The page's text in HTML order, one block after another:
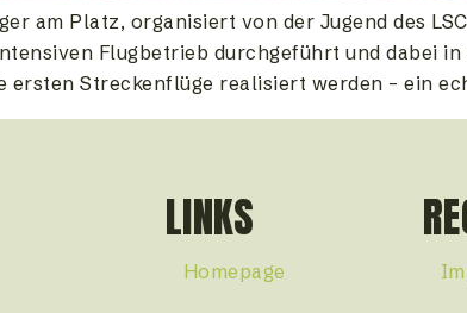
am Platz, organisiert von der Jugend des
Flugbetrieb durchgeführt und dabei
ersten Streckenflüge realisiert werden – ein
LINKS
Homepage